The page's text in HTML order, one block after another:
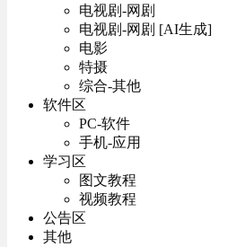
电视剧-网剧
电视剧-网剧 [AI生成]
电影
特摄
综合-其他
软件区
PC-软件
手机-应用
学习区
图文教程
视频教程
公告区
其他